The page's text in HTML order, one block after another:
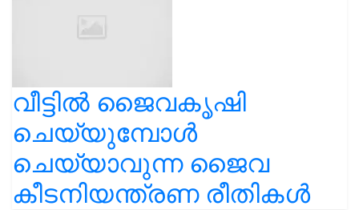
വീട്ടിൽ ജൈവകൃഷി
ചെയ്യുമ്പോൾ
ചെയ്യാവുന്ന ജൈവ
കീടനിയന്ത്രണ രീതികൾ